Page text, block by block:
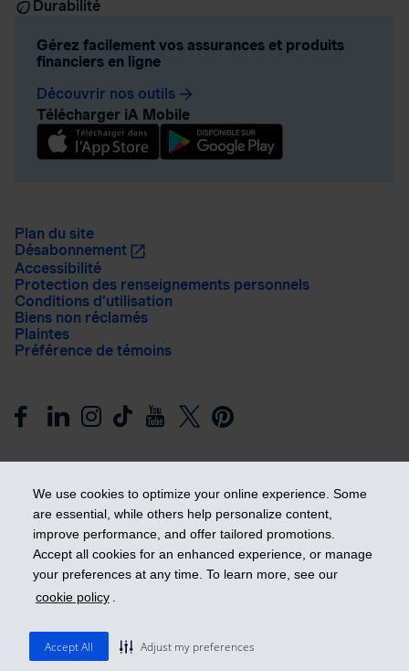
We use cookies to optimize your online experience. Some
are essential, while others help personalize content,
improve performance, and offer tailored promotions.
Accept all cookies for an enhanced experience, or manage
your preferences at any time. To learn more, see our
cookie policy .
Accept All Adjust my preferences
Durabilité
Gérez facilement vos assurances et produits
financiers en ligne
Découvrir nos outils arrow_forward
Télécharger iA Mobile
Plan du site
Désabonnement
Accessibilité
Protection des renseignements personnels
Conditions d’utilisation
Biens non réclamés
Plaintes
Préférence de témoins
Prendre les devants